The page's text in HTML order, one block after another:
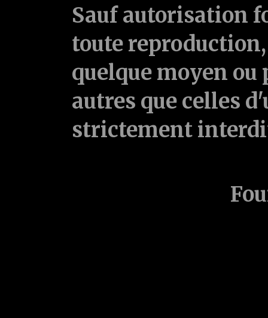
Sauf autorisation
toute
quelque moyen ou
autres que celles
strictement